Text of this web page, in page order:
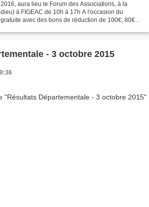
aura lieu le Forum des Associations, à la
à FIGEAC de 10h à 17h A l'occasion du
avec des bons de réduction de 100€, 80€
- 3 octobre 2015